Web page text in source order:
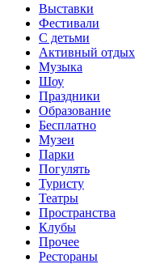
Выставки
Фестивали
С детьми
Активный отдых
Музыка
Шоу
Праздники
Образование
Бесплатно
Музеи
Парки
Погулять
Туристу
Театры
Пространства
Клубы
Прочее
Рестораны